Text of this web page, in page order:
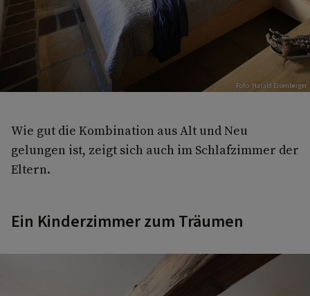
Foto: Harald Eisenberger
Wie gut die Kombination aus Alt und Neu
gelungen ist, zeigt sich auch im Schlafzimmer der
Eltern.
Ein Kinderzimmer zum Träumen